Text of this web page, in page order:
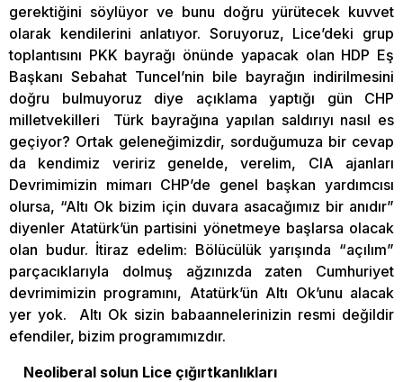
gerektiğini söylüyor ve bunu doğru yürütecek kuvvet
olarak kendilerini anlatıyor. Soruyoruz, Lice’deki grup
toplantısını PKK bayrağı önünde yapacak olan HDP Eş
Başkanı Sebahat Tuncel’nin bile bayrağın indirilmesini
doğru bulmuyoruz diye açıklama yaptığı gün CHP
milletvekilleri Türk bayrağına yapılan saldırıyı nasıl es
geçiyor? Ortak geleneğimizdir, sorduğumuza bir cevap
da kendimiz veririz genelde, verelim, CIA ajanları
Devrimimizin mimarı CHP’de genel başkan yardımcısı
olursa, “Altı Ok bizim için duvara asacağımız bir anıdır”
diyenler Atatürk’ün partisini yönetmeye başlarsa olacak
olan budur. İtiraz edelim: Bölücülük yarışında “açılım”
parçacıklarıyla dolmuş ağzınızda zaten Cumhuriyet
devrimimizin programını, Atatürk’ün Altı Ok’unu alacak
yer yok. Altı Ok sizin babaannelerinizin resmi değildir
efendiler, bizim programımızdır.
Neoliberal solun Lice çığırtkanlıkları